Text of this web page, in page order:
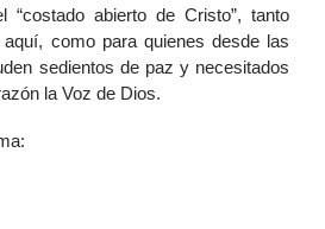
“costado abierto de Cristo”, tanto
como para quienes desde las
sedientos de paz y necesitados
la Voz de Dios.